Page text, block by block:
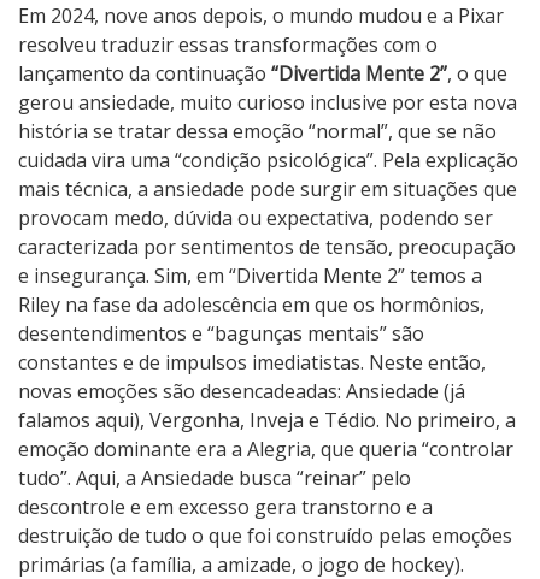
Em 2024, nove anos depois, o mundo mudou e a Pixar
resolveu traduzir essas transformações com o
lançamento da continuação “Divertida Mente 2”, o que
gerou ansiedade, muito curioso inclusive por esta nova
história se tratar dessa emoção “normal”, que se não
cuidada vira uma “condição psicológica”. Pela explicação
mais técnica, a ansiedade pode surgir em situações que
provocam medo, dúvida ou expectativa, podendo ser
caracterizada por sentimentos de tensão, preocupação
e insegurança. Sim, em “Divertida Mente 2” temos a
Riley na fase da adolescência em que os hormônios,
desentendimentos e “bagunças mentais” são
constantes e de impulsos imediatistas. Neste então,
novas emoções são desencadeadas: Ansiedade (já
falamos aqui), Vergonha, Inveja e Tédio. No primeiro, a
emoção dominante era a Alegria, que queria “controlar
tudo”. Aqui, a Ansiedade busca “reinar” pelo
descontrole e em excesso gera transtorno e a
destruição de tudo o que foi construído pelas emoções
primárias (a família, a amizade, o jogo de hockey).